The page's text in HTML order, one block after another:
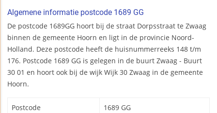
Algemene informatie postcode 1689 GG
De postcode 1689GG hoort bij de straat Dorpsstraat te Zwaag
binnen de gemeente Hoorn en ligt in de provincie Noord-
Holland. Deze postcode heeft de huisnummerreeks 148 t/m
176. Postcode 1689 GG is gelegen in de buurt Zwaag - Buurt
30 01 en hoort ook bij de wijk Wijk 30 Zwaag in de gemeente
Hoorn.
Postcode 1689 GG